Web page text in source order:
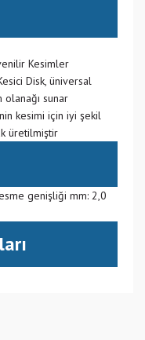
Kesimler
Disk, üniversal
sunar
kesimi için iyi şekil
üretilmiştir
genişliği mm: 2,0